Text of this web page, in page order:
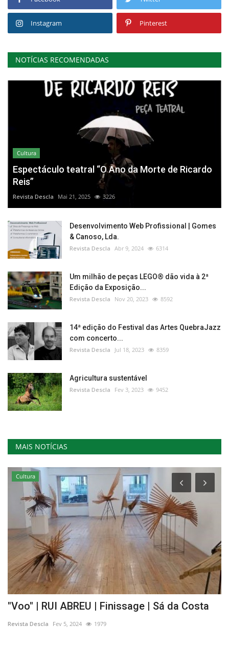
Instagram Pinterest
NOTÍCIAS RECOMENDADAS
Cultura
Espectáculo teatral “O Ano da Morte de Ricardo
Reis”
Revista Descla Mai 21, 2025 3226
Desenvolvimento Web Profissional | Gomes
& Canoso, Lda.
Revista Descla Abr 9, 2024 6314
Um milhão de peças LEGO® dão vida à 2ª
Edição da Exposição...
Revista Descla Nov 20, 2023 8592
14ª edição do Festival das Artes QuebraJazz
com concerto...
Revista Descla Jul 18, 2023 8359
Agricultura sustentável
Revista Descla Fev 3, 2023 9452
MAIS NOTÍCIAS
Cultura
"Voo" | RUI ABREU | Finissage | Sá da Costa
Revista Descla Fev 5, 2024 1979